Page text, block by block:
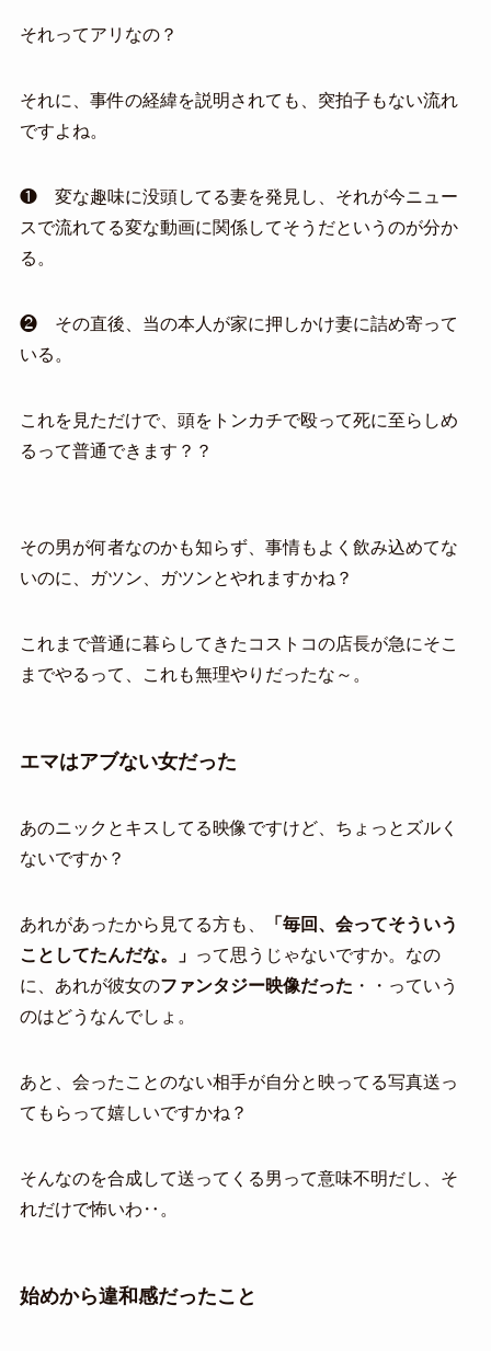
それってアリなの？
それに、事件の経緯を説明されても、突拍子もない流れ
ですよね。
❶ 変な趣味に没頭してる妻を発見し、それが今ニュー
スで流れてる変な動画に関係してそうだというのが分か
る。
❷ その直後、当の本人が家に押しかけ妻に詰め寄って
いる。
これを見ただけで、頭をトンカチで殴って死に至らしめ
るって普通できます？？
その男が何者なのかも知らず、事情もよく飲み込めてな
いのに、ガツン、ガツンとやれますかね？
これまで普通に暮らしてきたコストコの店長が急にそこ
までやるって、これも無理やりだったな～。
エマはアブない女だった
あのニックとキスしてる映像ですけど、ちょっとズルく
ないですか？
あれがあったから見てる方も、
「毎回、会ってそういう
ことしてたんだな。」 って思うじゃないですか。なの
に、あれが彼女のファンタジー映像だった ・・っていう
のはどうなんでしょ。
あと、会ったことのない相手が自分と映ってる写真送っ
てもらって嬉しいですかね？
そんなのを合成して送ってくる男って意味不明だし、そ
れだけで怖いわ‥。
始めから違和感だったこと